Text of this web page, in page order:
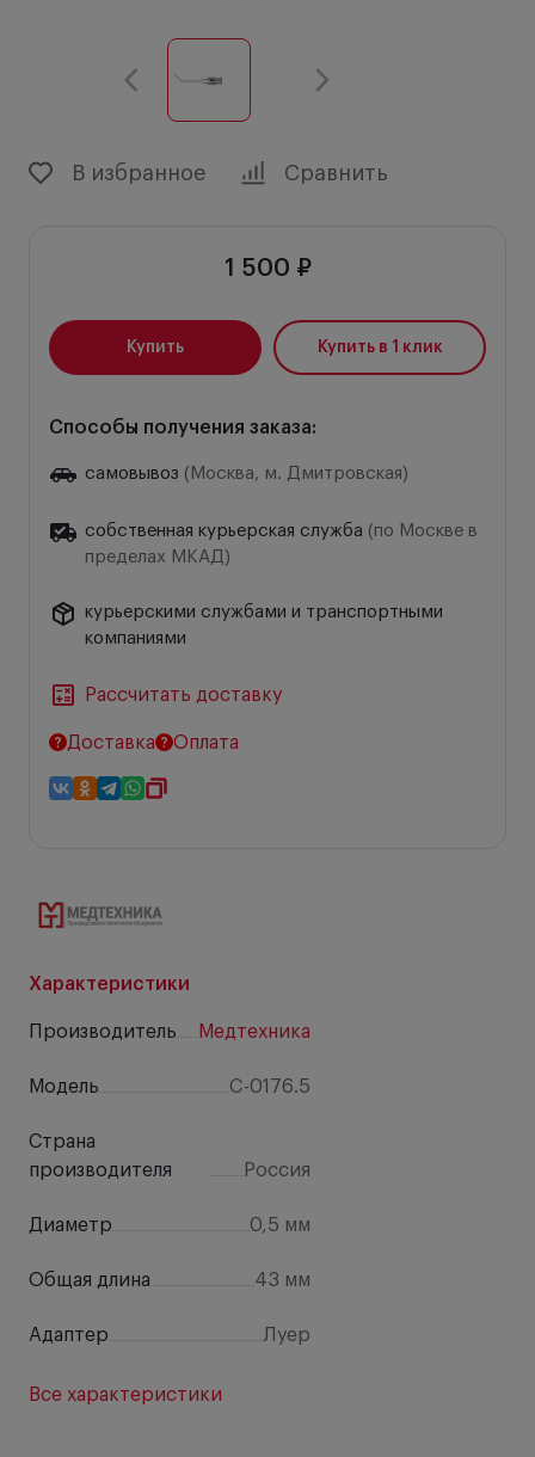
В избранное Сравнить
Характеристики
Производитель Медтехника
Модель C-0176.5
Страна
производителя
Россия
Диаметр 0,5 мм
Общая длина 43 мм
Адаптер Луер
Все характеристики
1 500 ₽
Купить Купить в 1 клик
Способы получения заказа:
самовывоз (Москва, м. Дмитровская)
собственная курьерская служба (по Москве в
пределах МКАД)
курьерскими службами и транспортными
компаниями
Рассчитать доставку
Доставка Оплата